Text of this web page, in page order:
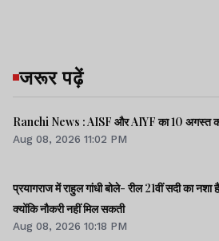
जरूर पढ़ें
Ranchi News : AISF और AIYF का 10 अगस्त
Aug 08, 2026 11:02 PM
प्रयागराज में राहुल गांधी बोले- रील 21वीं सदी का नशा
क्योंकि नौकरी नहीं मिल सकती
Aug 08, 2026 10:18 PM